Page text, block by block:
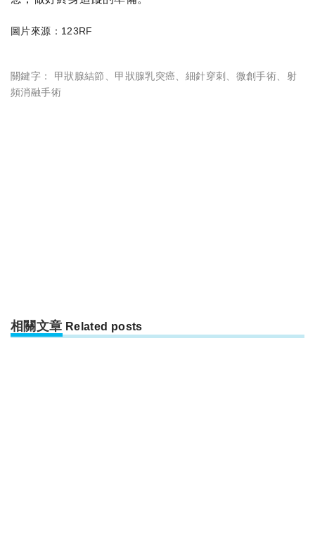
圖片來源：123RF
關鍵字： 甲狀腺結節 甲狀腺乳突癌 細針穿刺 微創手術
射
頻消融手術
相關文章 Related posts